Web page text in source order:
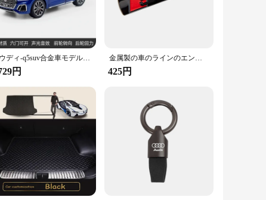
アウディ-q5suv合金車モデル,ダイキャストおよびおもちゃの車,金属車モデル,高シミュレーション,音と光の収集,1:24
円
金属製の車のラインのエンブレム,アウディライン用のバッジ装飾,a1,a3,a4,a5,a6,a7,a8,q2,q3,q5,q7,q8,tt,s1、s3、rs5、rs6、rs7、3D、1個
425円